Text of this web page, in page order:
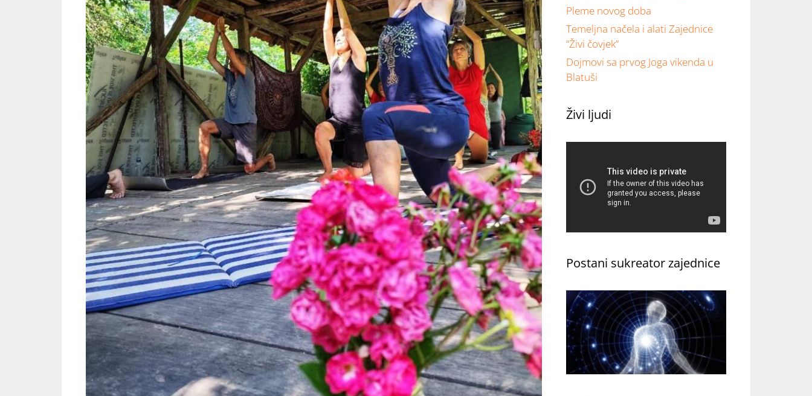
Pleme novog doba
Temeljna načela i alati Zajednice
“Živi čovjek”
Dojmovi sa prvog Joga vikenda u
Blatuši
Živi ljudi
Postani sukreator zajednice